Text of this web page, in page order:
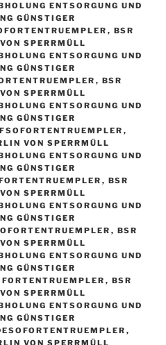
ENTSORGUNG UND
GÜNSTIGER
, BSR
SPERRMÜLL
ENTSORGUNG UND
GÜNSTIGER
, BSR
SPERRMÜLL
ENTSORGUNG UND
GÜNSTIGER
,
VON SPERRMÜLL
ENTSORGUNG UND
GÜNSTIGER
, BSR
SPERRMÜLL
ENTSORGUNG UND
GÜNSTIGER
, BSR
SPERRMÜLL
ENTSORGUNG UND
GÜNSTIGER
, BSR
SPERRMÜLL
ENTSORGUNG UND
GÜNSTIGER
,